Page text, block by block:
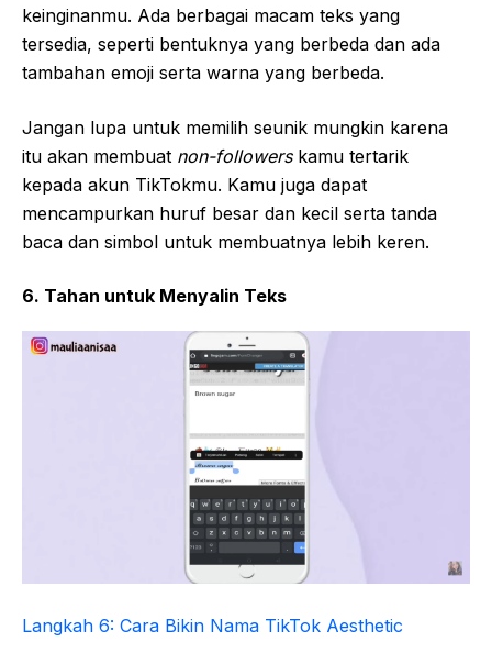
keinginanmu. Ada berbagai macam teks yang
tersedia, seperti bentuknya yang berbeda dan ada
tambahan emoji serta warna yang berbeda.
Jangan lupa untuk memilih seunik mungkin karena
itu akan membuat non-followerskamu tertarik
kepada akun TikTokmu. Kamu juga dapat
mencampurkan huruf besar dan kecil serta tanda
baca dan simbol untuk membuatnya lebih keren.
6. Tahan untuk Menyalin Teks
Langkah 6: Cara Bikin Nama TikTok Aesthetic